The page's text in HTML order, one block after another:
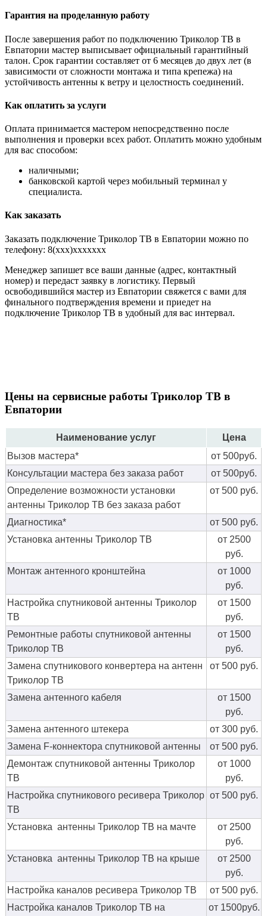
Гарантия на проделанную работу
После завершения работ по подключению Триколор ТВ в
Евпатории мастер выписывает официальный гарантийный
талон. Срок гарантии составляет от 6 месяцев до двух лет (в
зависимости от сложности монтажа и типа крепежа) на
устойчивость антенны к ветру и целостность соединений.
Как оплатить за услуги
Оплата принимается мастером непосредственно после
выполнения и проверки всех работ. Оплатить можно удобным
для вас способом:
наличными;
банковской картой через мобильный терминал у
специалиста.
Как заказать
Заказать подключение Триколор ТВ в Евпатории можно по
телефону: 8(xxx)xxxxxxx
Менеджер запишет все ваши данные (адрес, контактный
номер) и передаст заявку в логистику. Первый
освободившийся мастер из Евпатории свяжется с вами для
финального подтверждения времени и приедет на
подключение Триколор ТВ в удобный для вас интервал.
Цены на сервисные работы Триколор ТВ в
Евпатории
Наименование услуг
Цена
Вызов мастера*
от 500руб.
Консультации мастера без заказа работ
от 500руб.
Определение возможности установки
антенны Триколор ТВ без заказа работ
от 500 руб.
Диагностика*
от 500 руб.
Установка антенны Триколор ТВ
от 2500
руб.
Монтаж антенного кронштейна
от 1000
руб.
Настройка спутниковой антенны Триколор
ТВ
от 1500
руб.
Ремонтные работы спутниковой антенны
Триколор ТВ
от 1500
руб.
Замена спутникового конвертера на антенн
Триколор ТВ
от 500 руб.
Замена антенного кабеля
от 1500
руб.
Замена антенного штекера
от 300 руб.
Замена F-коннектора спутниковой антенны
от 500 руб.
Демонтаж спутниковой антенны Триколор
ТВ
от 1000
руб.
Настройка спутникового ресивера Триколор
ТВ
от 500 руб.
Установка антенны Триколор ТВ на мачте
от 2500
руб.
Установка антенны Триколор ТВ на крыше
от 2500
руб.
Настройка каналов ресивера Триколор ТВ
от 500 руб.
Настройка каналов Триколор ТВ на
от 1500руб.